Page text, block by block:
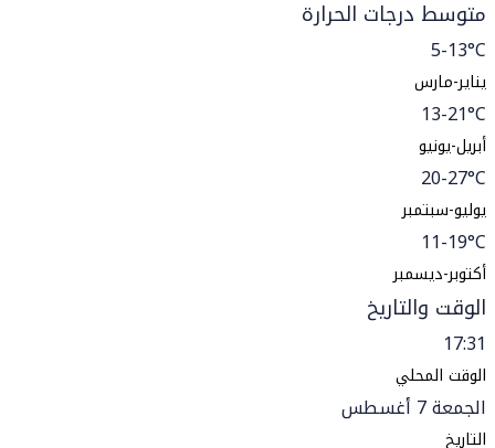
متوسط درجات الحرارة
5-13°C
يناير-مارس
13-21°C
أبريل-يونيو
20-27°C
يوليو-سبتمبر
11-19°C
أكتوبر-ديسمبر
الوقت والتاريخ
17:31
الوقت المحلي
الجمعة 7 أغسطس
التاريخ